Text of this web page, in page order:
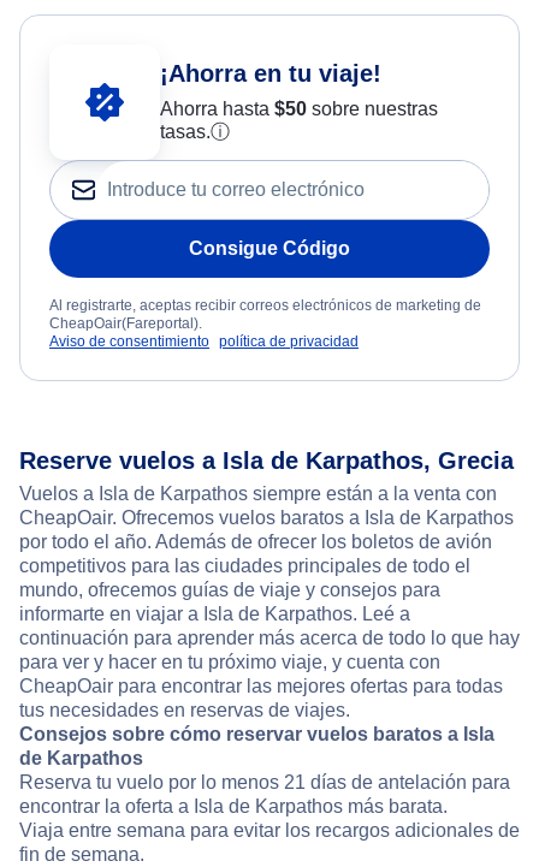
¡Ahorra en tu viaje!
Ahorra hasta $50sobre nuestras
tasas.ⓘ
Consigue Código
Al registrarte, aceptas recibir correos electrónicos de marketing de
CheapOair(Fareportal).
Aviso de consentimiento política de privacidad
Reserve vuelos a Isla de Karpathos, Grecia
Vuelos a Isla de Karpathos siempre están a la venta con
CheapOair. Ofrecemos vuelos baratos a Isla de Karpathos
por todo el año. Además de ofrecer los boletos de avión
competitivos para las ciudades principales de todo el
mundo, ofrecemos guías de viaje y consejos para
informarte en viajar a Isla de Karpathos. Leé a
continuación para aprender más acerca de todo lo que hay
para ver y hacer en tu próximo viaje, y cuenta con
CheapOair para encontrar las mejores ofertas para todas
tus necesidades en reservas de viajes.
Consejos sobre cómo reservar vuelos baratos a Isla
de Karpathos
Reserva tu vuelo por lo menos 21 días de antelación para
encontrar la oferta a Isla de Karpathos más barata.
Viaja entre semana para evitar los recargos adicionales de
fin de semana.